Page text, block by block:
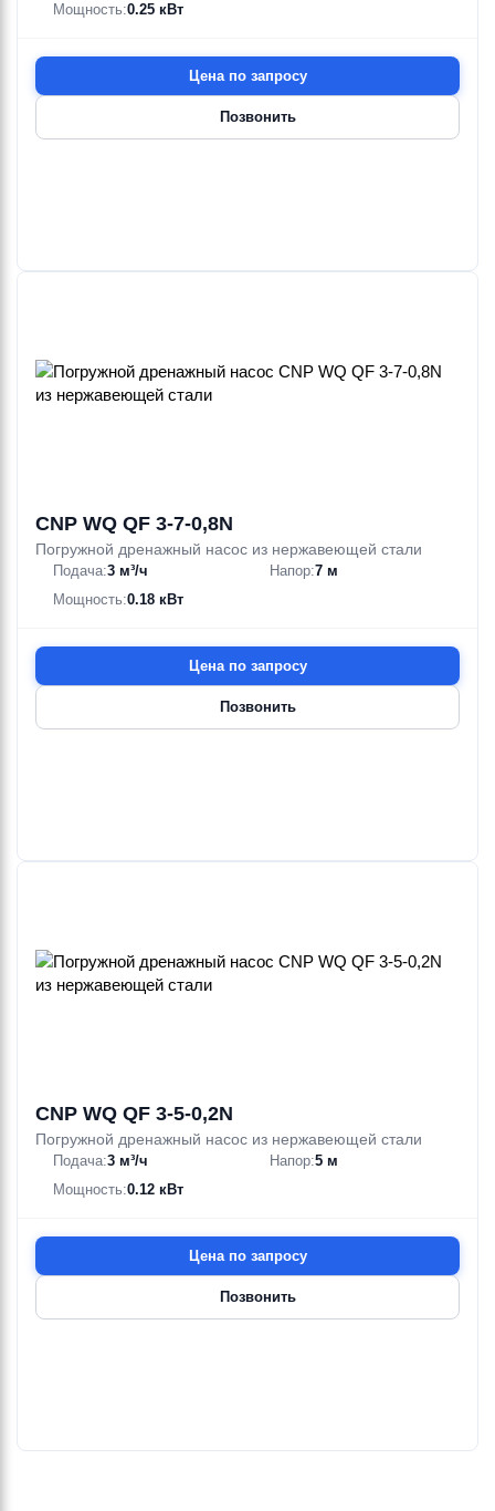
Мощность:0.25 кВт
Цена по запросу
Позвонить
CNP WQ QF 3-7-0,8N
Погружной дренажный насос из нержавеющей стали
Подача:3 м³/ч Напор:7 м
Мощность:0.18 кВт
Цена по запросу
Позвонить
CNP WQ QF 3-5-0,2N
Погружной дренажный насос из нержавеющей стали
Подача:3 м³/ч Напор:5 м
Мощность:0.12 кВт
Цена по запросу
Позвонить